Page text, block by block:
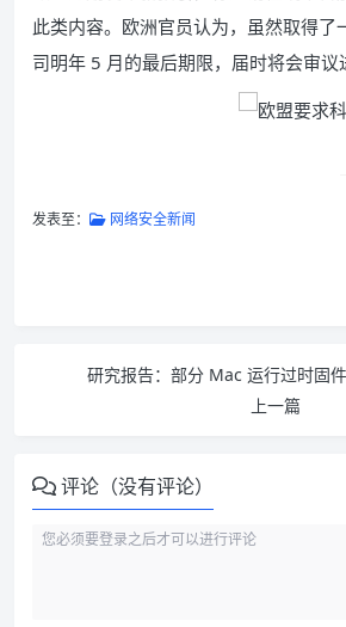
此类内容。欧洲官员认为，虽然取得
司明年 5 月的最后期限，届时将会审议
发表至： 网络安全新闻
研究报告：部分 Mac 运行过时固
上一篇
评论（没有评论）